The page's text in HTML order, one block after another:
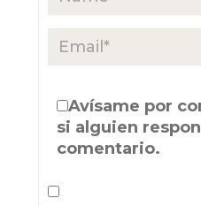
Avísame por
si alguien
comentario.